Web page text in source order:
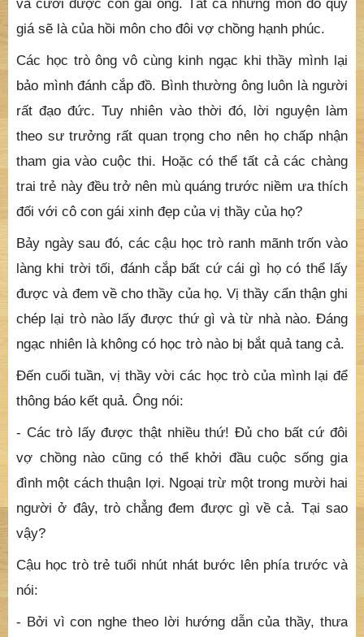
và cưới được con gái ông. Tất cả những món đồ quý
giá sẽ là của hồi môn cho đôi vợ chồng hạnh phúc.
Các học trò ông vô cùng kinh ngạc khi thầy mình lại
bảo mình đánh cắp đồ. Bình thường ông luôn là người
rất đạo đức. Tuy nhiên vào thời đó, lời nguyện làm
theo sư trưởng rất quan trọng cho nên họ chấp nhận
tham gia vào cuộc thi. Hoặc có thể tất cả các chàng
trai trẻ này đều trở nên mù quáng trước niềm ưa thích
đối với cô con gái xinh đẹp của vị thầy của họ?
Bảy ngày sau đó, các cậu học trò ranh mãnh trốn vào
làng khi trời tối, đánh cắp bất cứ cái gì họ có thể lấy
được và đem về cho thầy của họ. Vị thầy cẩn thận ghi
chép lại trò nào lấy được thứ gì và từ nhà nào. Đáng
ngạc nhiên là không có học trò nào bị bắt quả tang cả.
Đến cuối tuần, vị thầy vời các học trò của mình lại để
thông báo kết quả. Ông nói:
- Các trò lấy được thật nhiều thứ! Đủ cho bất cứ đôi
vợ chồng nào cũng có thể khởi đầu cuộc sống gia
đình một cách thuận lợi. Ngoại trừ một trong mười hai
người ở đây, trò chẳng đem được gì về cả. Tại sao
vậy?
Cậu học trò trẻ tuổi nhút nhát bước lên phía trước và
nói:
- Bởi vì con nghe theo lời hướng dẫn của thầy, thưa